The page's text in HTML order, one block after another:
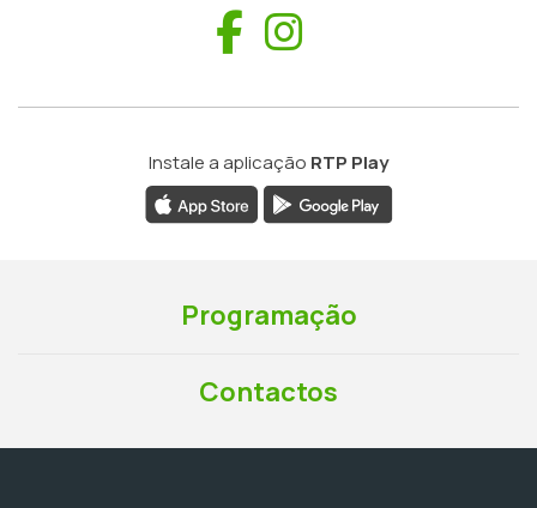
Facebook
Instale a aplicação RTP Play
Programação
Contactos